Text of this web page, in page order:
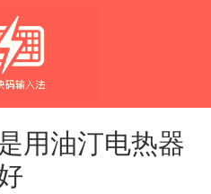
用油汀电热器